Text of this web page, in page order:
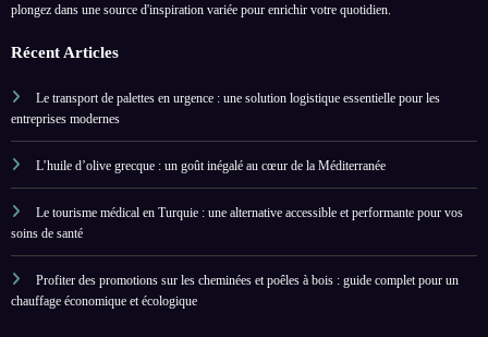
plongez dans une source d'inspiration variée pour enrichir votre quotidien.
Récent Articles
Le transport de palettes en urgence : une solution logistique essentielle pour les
entreprises modernes
L’huile d’olive grecque : un goût inégalé au cœur de la Méditerranée
Le tourisme médical en Turquie : une alternative accessible et performante pour vos
soins de santé
Profiter des promotions sur les cheminées et poêles à bois : guide complet pour un
chauffage économique et écologique